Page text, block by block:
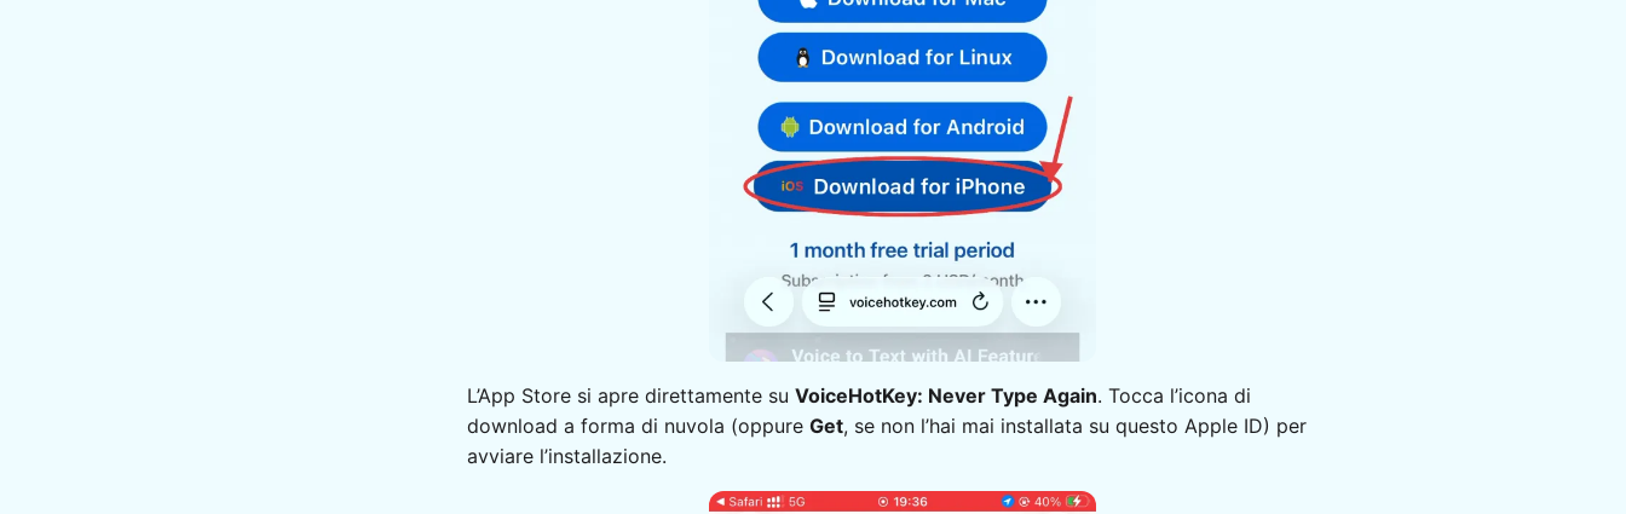
L’App Store si apre direttamente su VoiceHotKey: Never Type Again. Tocca l’icona di
download a forma di nuvola (oppure Get, se non l’hai mai installata su questo Apple ID) per
avviare l’installazione.